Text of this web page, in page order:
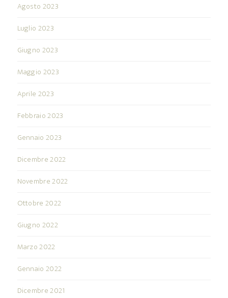
Agosto 2023
Luglio 2023
Giugno 2023
Maggio 2023
Aprile 2023
Febbraio 2023
Gennaio 2023
Dicembre 2022
Novembre 2022
Ottobre 2022
Giugno 2022
Marzo 2022
Gennaio 2022
Dicembre 2021